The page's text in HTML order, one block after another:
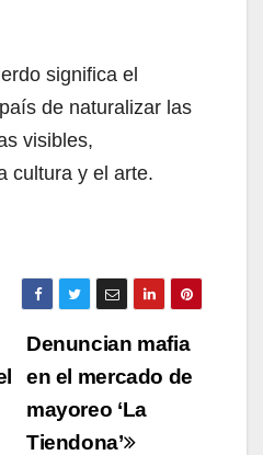
significa el
de naturalizar las
visibles,
cultura y el arte.
Denuncian mafia
en el mercado de
mayoreo ‘La
Tiendona’